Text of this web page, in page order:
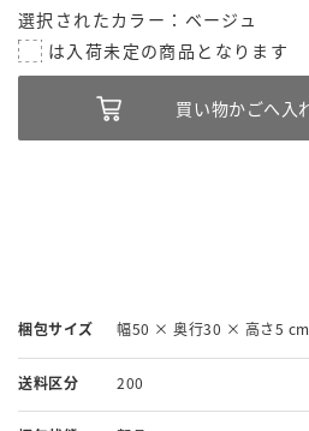
選択されたカラー：ベージュ
梱包サイズ 幅50 × 奥行30 × 高さ5 cm
送料区分 200